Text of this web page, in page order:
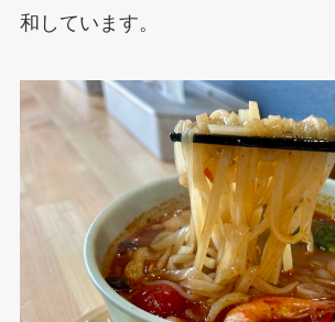
和しています。